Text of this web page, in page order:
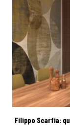
Filippo Scarfia: